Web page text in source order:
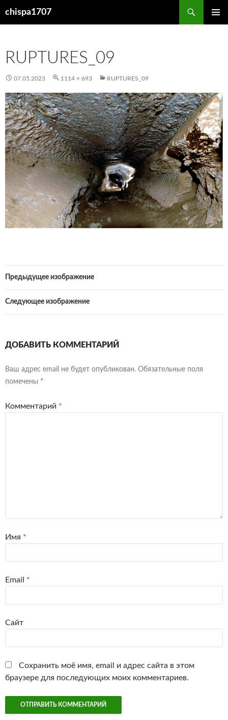
chispa1707
RUPTURES_09
07.05.2023 1114 × 693 RUPTURES_09
Предыдущее изображение
Следующее изображение
ДОБАВИТЬ КОММЕНТАРИЙ
Ваш адрес email не будет опубликован. Обязательные поля
помечены *
Комментарий *
Имя *
Email *
Сайт
Сохранить моё имя, email и адрес сайта в этом
браузере для последующих моих комментариев.